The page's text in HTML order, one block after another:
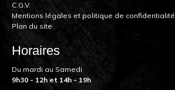
C.G.V.
Mentions légales et politique de confidentialité
Plan du site
Horaires
Du mardi au Samedi
9h30 - 12h et 14h - 19h